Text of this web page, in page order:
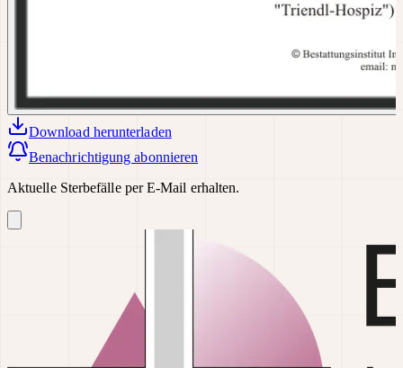
Download herunterladen
Benachrichtigung abonnieren
Aktuelle Sterbefälle per E-Mail erhalten.